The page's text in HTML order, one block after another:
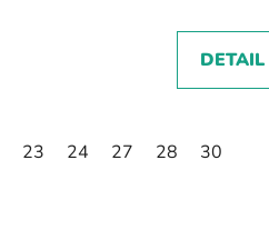
DETAIL
23 24 27 28 30